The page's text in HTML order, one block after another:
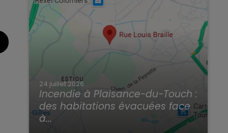
24 juillet 2026
Incendie à Plaisance-du-Touch :
des habitations évacuées face
à...